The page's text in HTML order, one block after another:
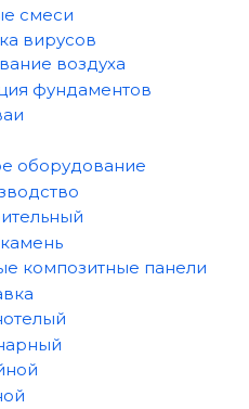
смеси
вирусов
воздуха
фундаментов
оборудование
композитные панели